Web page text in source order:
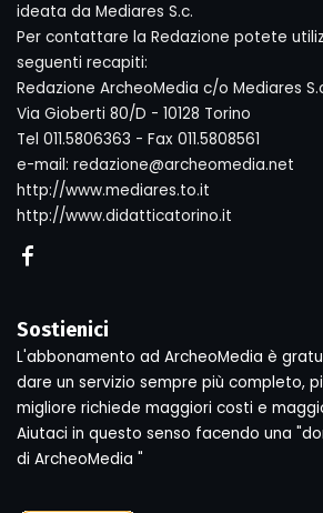
ideata da Mediares S.c.
Per contattare la Redazione potete
seguenti recapiti:
Redazione ArcheoMedia c/o Mediares
Via Gioberti 80/D - 10128 Torino
Tel 011.5806363 - Fax 011.5808561
e-mail: redazione@archeomedia.net
http://www.mediares.to.it
http://www.didatticatorino.it
Sostienici
L'abbonamento ad ArcheoMedia è
dare un servizio sempre più completo,
migliore richiede maggiori costi e
Aiutaci in questo senso facendo una
di ArcheoMedia "